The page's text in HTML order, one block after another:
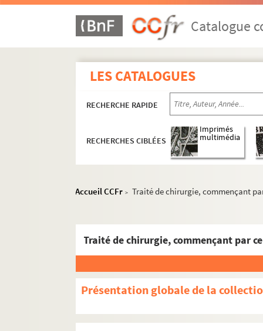
Catalogue
LES CATALOGUES
RECHERCHE RAPIDE
RECHERCHES CIBLÉES
Imprimés
multimédia
Accueil CCFr > Traité de chirurgie, commençant
Présentation globale de la